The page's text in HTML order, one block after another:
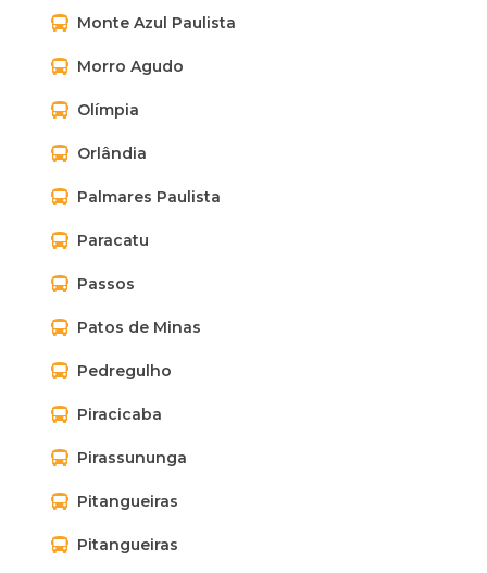
Monte Azul Paulista
Morro Agudo
Olímpia
Orlândia
Palmares Paulista
Paracatu
Passos
Patos de Minas
Pedregulho
Piracicaba
Pirassununga
Pitangueiras
Pitangueiras